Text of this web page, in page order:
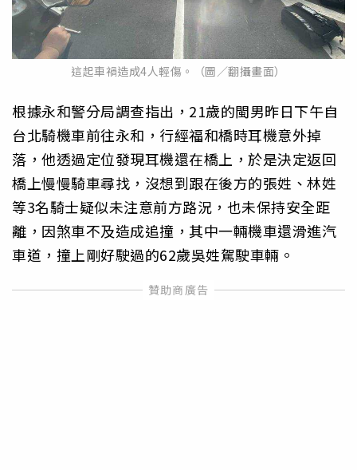
這起車禍造成4人輕傷。（圖／翻攝畫面）
根據永和警分局調查指出，21歲的閩男昨日下午自
台北騎機車前往永和，行經福和橋時耳機意外掉
落，他透過定位發現耳機還在橋上，於是決定返回
橋上慢慢騎車尋找，沒想到跟在後方的張姓、林姓
等3名騎士疑似未注意前方路況，也未保持安全距
離，因煞車不及造成追撞，其中一輛機車還滑進汽
車道，撞上剛好駛過的62歲吳姓駕駛車輛。